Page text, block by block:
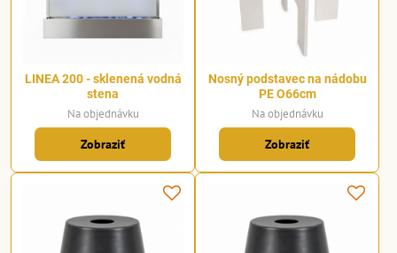
LINEA 200 - sklenená vodná
stena
Na objednávku
Zobraziť
Nosný podstavec na nádobu
PE O66cm
Na objednávku
Zobraziť